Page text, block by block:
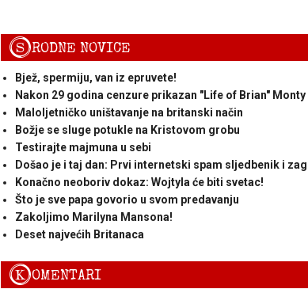
SRODNE NOVICE
Bjež, spermiju, van iz epruvete!
Nakon 29 godina cenzure prikazan "Life of Brian"
Maloljetničko uništavanje na britanski način
Božje se sluge potukle na Kristovom grobu
Testirajte majmuna u sebi
Došao je i taj dan: Prvi internetski spam sljedbenik i
Konačno neoboriv dokaz: Wojtyla će biti svetac!
Što je sve papa govorio u svom predavanju
Zakoljimo Marilyna Mansona!
Deset najvećih Britanaca
KOMENTARI